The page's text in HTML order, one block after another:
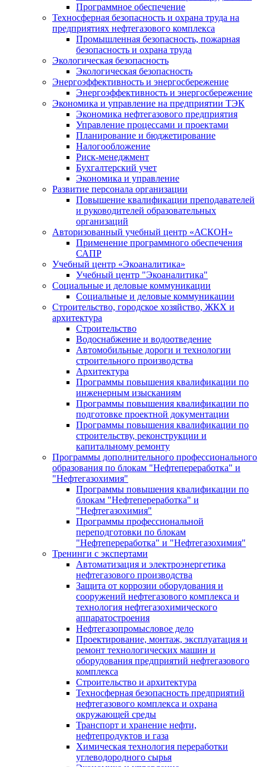
Программное обеспечение
Техносферная безопасность и охрана труда на
предприятиях нефтегазового комплекса
Промышленная безопасность, пожарная
безопасность и охрана труда
Экологическая безопасность
Экологическая безопасность
Энергоэффективность и энергосбережение
Энергоэффективность и энергосбережение
Экономика и управление на предприятии ТЭК
Экономика нефтегазового предприятия
Управление процессами и проектами
Планирование и бюджетирование
Налогообложение
Риск-менеджмент
Бухгалтерский учет
Экономика и управление
Развитие персонала организации
Повышение квалификации преподавателей
и руководителей образовательных
организаций
Авторизованный учебный центр «АСКОН»
Применение программного обеспечения
САПР
Учебный центр «Экоаналитика»
Учебный центр "Экоаналитика"
Социальные и деловые коммуникации
Социальные и деловые коммуникации
Строительство, городское хозяйство, ЖКХ и
архитектура
Строительство
Водоснабжение и водоотведение
Автомобильные дороги и технологии
строительного производства
Архитектура
Программы повышения квалификации по
инженерным изысканиям
Программы повышения квалификации по
подготовке проектной документации
Программы повышения квалификации по
строительству, реконструкции и
капитальному ремонту
Программы дополнительного профессионального
образования по блокам "Нефтепереработка" и
"Нефтегазохимия"
Программы повышения квалификации по
блокам "Нефтепереработка" и
"Нефтегазохимия"
Программы профессиональной
переподготовки по блокам
"Нефтепереработка" и "Нефтегазохимия"
Тренинги с экспертами
Автоматизация и электроэнергетика
нефтегазового производства
Защита от коррозии оборудования и
сооружений нефтегазового комплекса и
технология нефтегазохимического
аппаратостроения
Нефтегазопромысловое дело
Проектирование, монтаж, эксплуатация и
ремонт технологических машин и
оборудования предприятий нефтегазового
комплекса
Строительство и архитектура
Техносферная безопасность предприятий
нефтегазового комплекса и охрана
окружающей среды
Транспорт и хранение нефти,
нефтепродуктов и газа
Химическая технология переработки
углеводородного сырья